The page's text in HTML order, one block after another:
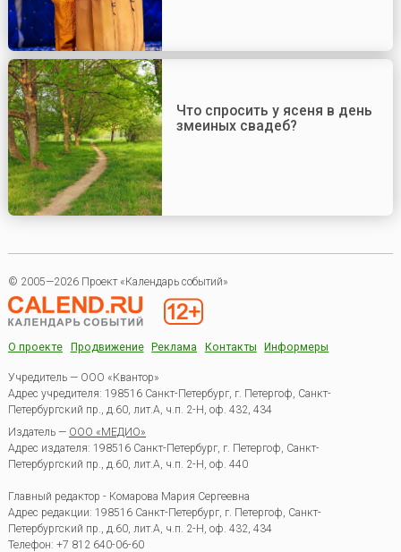
Что спросить у ясеня в день
змеиных свадеб?
© 2005—2026 Проект «Календарь событий»
О проекте Продвижение Реклама Контакты Информеры
Учредитель — ООО «Квантор»
Адрес учредителя: 198516 Санкт-Петербург, г. Петергоф, Санкт-
Петербургский пр., д.60, лит.А, ч.п. 2-Н, оф. 432, 434
Издатель — ООО «МЕДИО»
Адрес издателя: 198516 Санкт-Петербург, г. Петергоф, Санкт-
Петербургский пр., д.60, лит.А, ч.п. 2-Н, оф. 440
Главный редактор - Комарова Мария Сергеевна
Адрес редакции: 198516 Санкт-Петербург, г. Петергоф, Санкт-
Петербургский пр., д.60, лит.А, ч.п. 2-Н, оф. 432, 434
Телефон: +7 812 640-06-60